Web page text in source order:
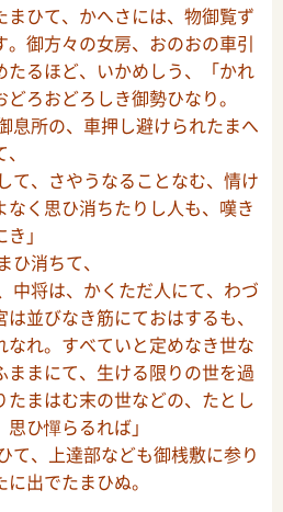
ひて、かへさには、物御覧ず
御方々の女房、おのおの車引
たるほど、いかめしう、「かれ
ろおどろしき御勢ひなり。
所の、車押し避けられたまへ
、さやうなることなむ、情け
く思ひ消ちたりし人も、嘆き
」
消ちて、
将は、かくただ人にて、わづ
並びなき筋にておはするも、
れ。すべていと定めなき世な
まにて、生ける限りの世を過
たまはむ末の世などの、たとし
ひ憚らるれば」
、上達部なども御桟敷に参り
出でたまひぬ。